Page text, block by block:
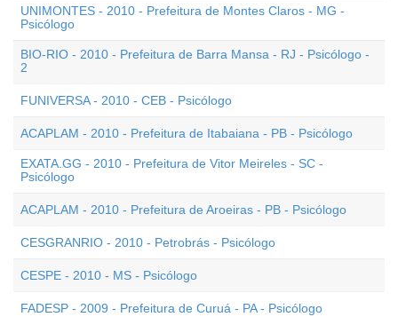
UNIMONTES - 2010 - Prefeitura de Montes Claros - MG -
Psicólogo
BIO-RIO - 2010 - Prefeitura de Barra Mansa - RJ - Psicólogo -
2
FUNIVERSA - 2010 - CEB - Psicólogo
ACAPLAM - 2010 - Prefeitura de Itabaiana - PB - Psicólogo
EXATA.GG - 2010 - Prefeitura de Vitor Meireles - SC -
Psicólogo
ACAPLAM - 2010 - Prefeitura de Aroeiras - PB - Psicólogo
CESGRANRIO - 2010 - Petrobrás - Psicólogo
CESPE - 2010 - MS - Psicólogo
FADESP - 2009 - Prefeitura de Curuá - PA - Psicólogo